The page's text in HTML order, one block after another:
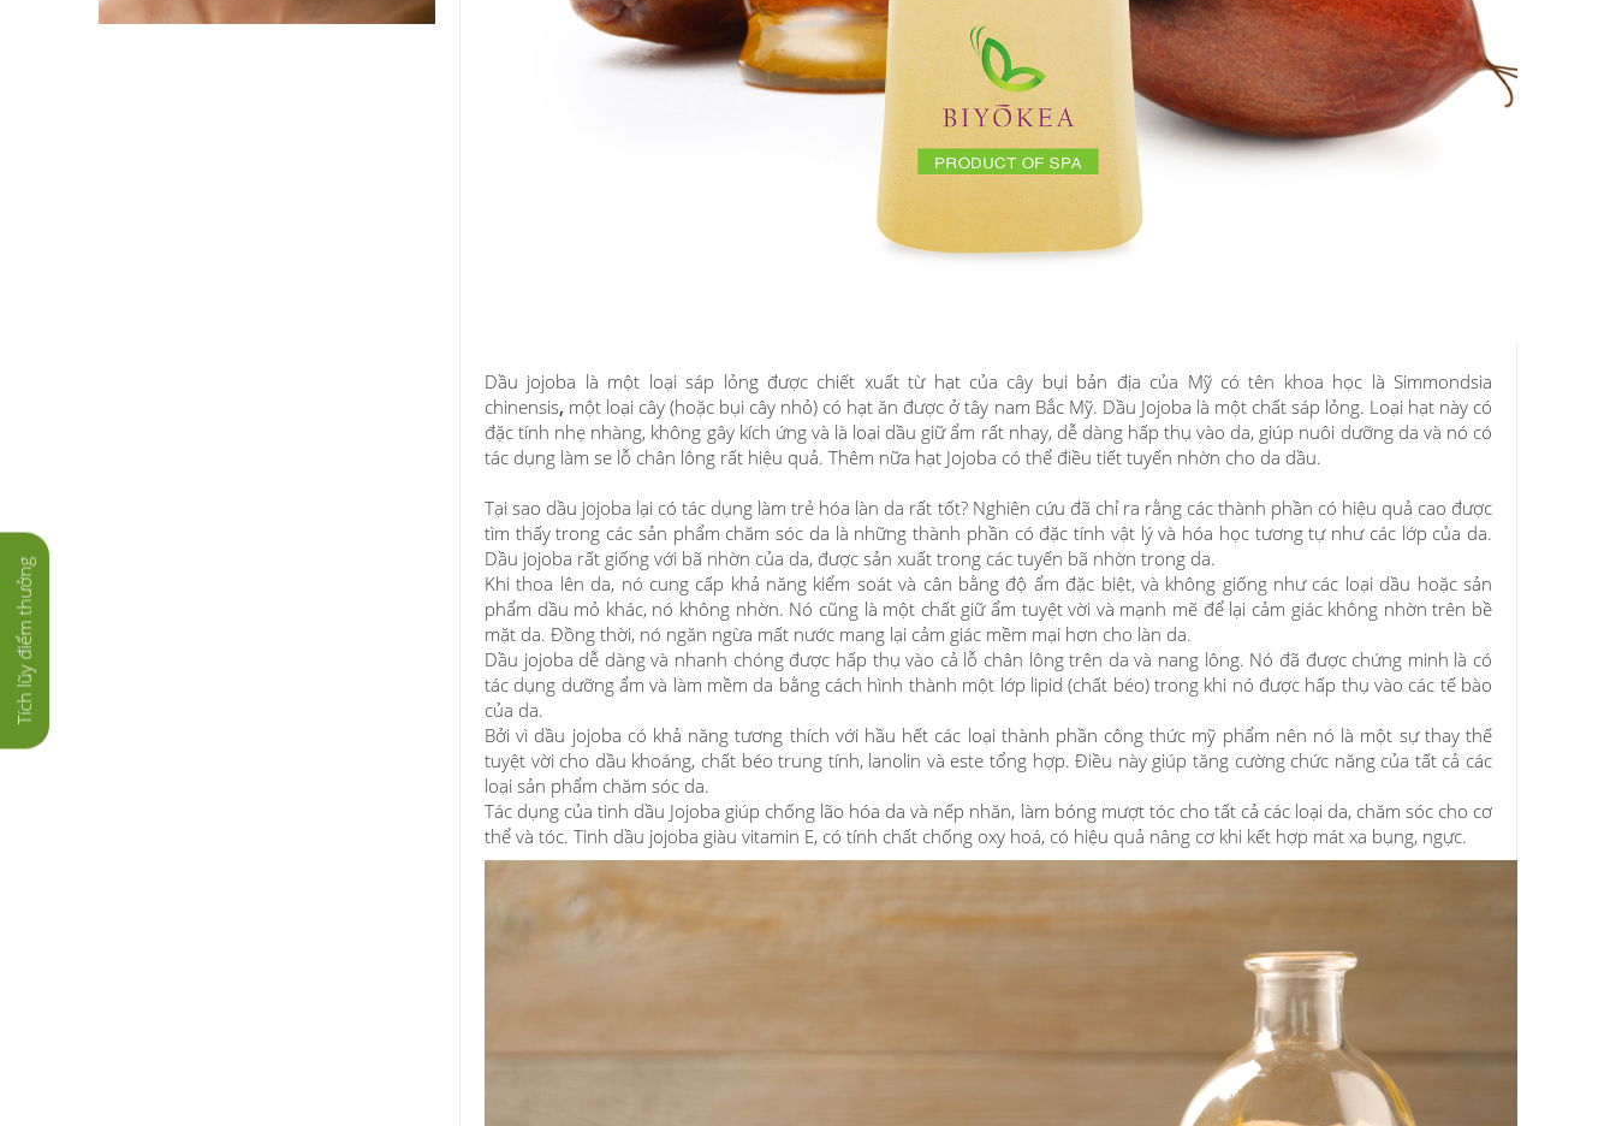
Dầu jojoba là một loại sáp lỏng được chiết xuất từ ​​hạt của cây bụi bản địa của Mỹ có tên khoa học là Simmondsia
chinensis, một loại cây (hoặc bụi cây nhỏ) có hạt ăn được ở tây nam Bắc Mỹ. Dầu Jojoba là một chất sáp lỏng. Loại hạt này có
đặc tính nhẹ nhàng, không gây kích ứng và là loại dầu giữ ẩm rất nhạy, dễ dàng hấp thụ vào da, giúp nuôi dưỡng da và nó có
tác dụng làm se lỗ chân lông rất hiệu quả. Thêm nữa hạt Jojoba có thể điều tiết tuyến nhờn cho da dầu.
Tại sao dầu jojoba lại có tác dụng làm trẻ hóa làn da rất tốt? Nghiên cứu đã chỉ ra rằng các thành phần có hiệu quả cao được
tìm thấy trong các sản phẩm chăm sóc da là những thành phần có đặc tính vật lý và hóa học tương tự như các lớp của da.
Dầu jojoba rất giống với bã nhờn của da, được sản xuất trong các tuyến bã nhờn trong da.
Khi thoa lên da, nó cung cấp khả năng kiểm soát và cân bằng độ ẩm đặc biệt, và không giống như các loại dầu hoặc sản
phẩm dầu mỏ khác, nó không nhờn. Nó cũng là một chất giữ ẩm tuyệt vời và mạnh mẽ để lại cảm giác không nhờn trên bề
mặt da. Đồng thời, nó ngăn ngừa mất nước mang lại cảm giác mềm mại hơn cho làn da.
Dầu jojoba dễ dàng và nhanh chóng được hấp thụ vào cả lỗ chân lông trên da và nang lông. Nó đã được chứng minh là có
tác dụng dưỡng ẩm và làm mềm da bằng cách hình thành một lớp lipid (chất béo) trong khi nó được hấp thụ vào các tế bào
của da.
Bởi vì dầu jojoba có khả năng tương thích với hầu hết các loại thành phần công thức mỹ phẩm nên nó là một sự thay thế
tuyệt vời cho dầu khoáng, chất béo trung tính, lanolin và este tổng hợp. Điều này giúp tăng cường chức năng của tất cả các
loại sản phẩm chăm sóc da.
Tác dụng của tinh dầu Jojoba giúp chống lão hóa da và nếp nhăn, làm bóng mượt tóc cho tất cả các loại da, chăm sóc cho cơ
thể và tóc. Tinh dầu jojoba giàu vitamin E, có tính chất chống oxy hoá, có hiệu quả nâng cơ khi kết hợp mát xa bụng, ngực.
Tích lũy điểm thưởng